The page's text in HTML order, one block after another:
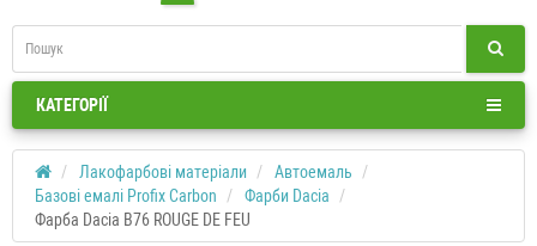
КАТЕГОРІЇ
Лакофарбові матеріали
Автоемаль
Базові емалі Profix Carbon
Фарби Dacia
Фарба Dacia B76 ROUGE DE FEU